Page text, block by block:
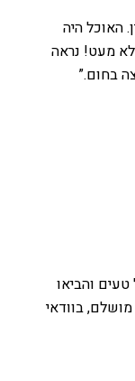
האוכל היה
מעט! נראה
בחום.”
והביאו
בוודאי